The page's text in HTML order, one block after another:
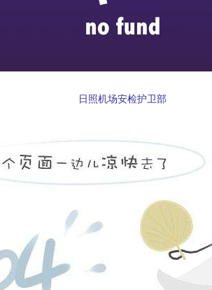
日照机场安检护卫部